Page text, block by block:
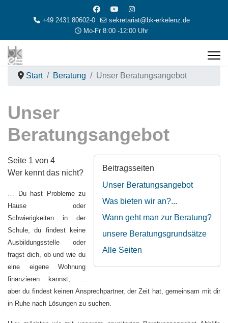
+49 2431 80602-0
sekretariat@bk-erkelenz.de
Mo-Fr 8:00 -12:00 Uhr
Start Beratung Unser Beratungsangebot
Unser
Beratungsangebot
Beitragsseiten
Unser Beratungsangebot
Was bieten wir an?...
Wann geht man zur Beratung?
unsere Beratungsgrundsätze
Alle Seiten
Seite 1 von 4
Wer kennt das nicht?
… Du hast Probleme zu
Hause oder
Schwierigkeiten in der
Schule, du findest keine
Ausbildungsstelle oder
fragst dich, ob und wie du
eine eigene Wohnung
finanzieren kannst, …
aber du findest keinen Ansprechpartner, der Zeit hat, gemeinsam mit dir
in Ruhe nach Lösungen zu suchen.